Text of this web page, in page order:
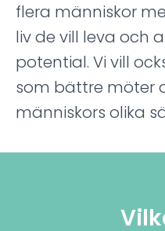
flera människor
liv de vill leva och
potential. Vi vill
som bättre möter
människors olika